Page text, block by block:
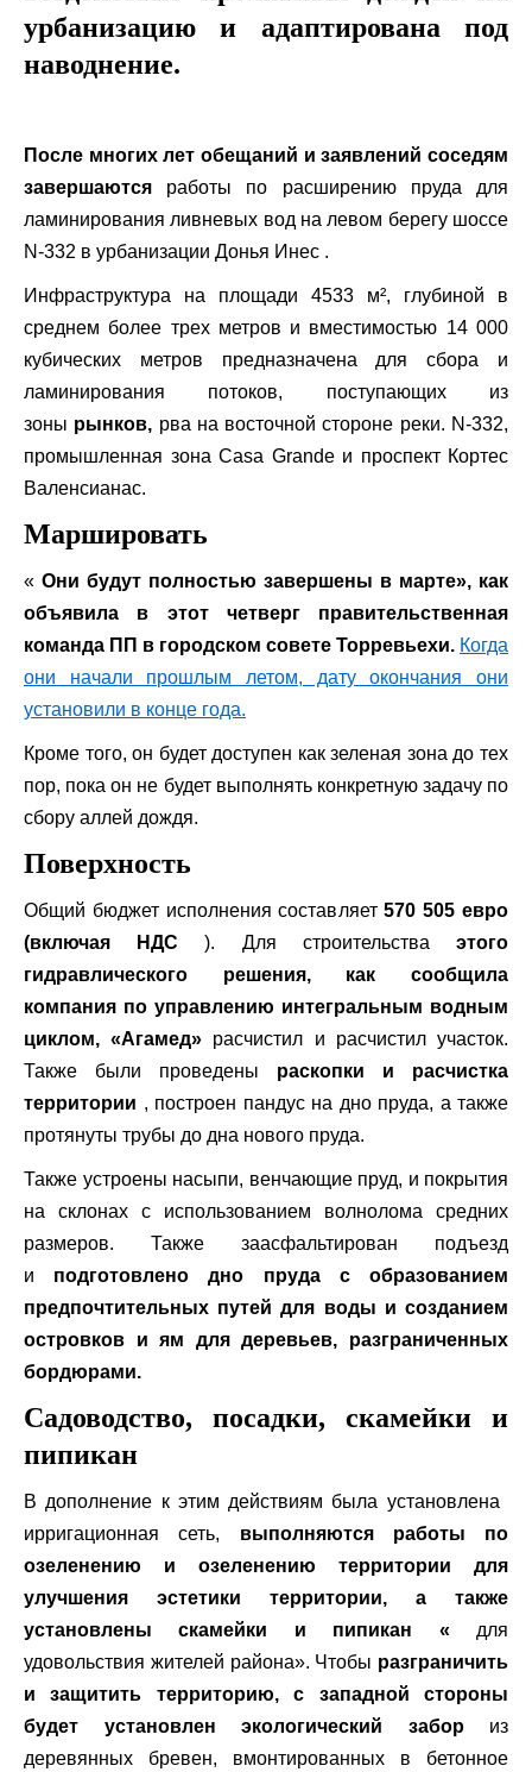
урбанизацию и адаптирована под
наводнение.
После многих лет обещаний и заявлений соседям
завершаются работы по расширению пруда для
ламинирования ливневых вод на левом берегу шоссе
N-332 в урбанизации Донья Инес .
Инфраструктура на площади 4533 м², глубиной в
среднем более трех метров и вместимостью 14 000
кубических метров предназначена для сбора и
ламинирования потоков, поступающих из
зоны рынков, рва на восточной стороне реки. N-332,
промышленная зона Casa Grande и проспект Кортес
Валенсианас.
Маршировать
« Они будут полностью завершены в марте», как
объявила в этот четверг правительственная
команда ПП в городском совете Торревьехи. Когда
они начали прошлым летом, дату окончания они
установили в конце года.
Кроме того, он будет доступен как зеленая зона до тех
пор, пока он не будет выполнять конкретную задачу по
сбору аллей дождя.
Поверхность
Общий бюджет исполнения составляет570 505 евро
(включая НДС ). Для строительстваэтого
гидравлического решения, как сообщила
компания по управлению интегральным водным
циклом, «Агамед» расчистил и расчистил участок.
Также были проведены раскопки и расчистка
территории , построен пандус на дно пруда, а также
протянуты трубы до дна нового пруда.
Также устроены насыпи, венчающие пруд, и покрытия
на склонах с использованием волнолома средних
размеров. Также заасфальтирован подъезд
и подготовлено дно пруда с образованием
предпочтительных путей для воды и созданием
островков и ям для деревьев, разграниченных
бордюрами.
Садоводство, посадки, скамейки и
пипикан
В дополнение к этим действиям была установлена ​​
ирригационная сеть, выполняются работы по
озеленению и озеленению территории для
улучшения эстетики территории, а также
установлены скамейки и пипикан « для
удовольствия жителей района». Чтобы разграничить
и защитить территорию, с западной стороны
будет установлен экологический забориз
деревянных бревен, вмонтированных в бетонное